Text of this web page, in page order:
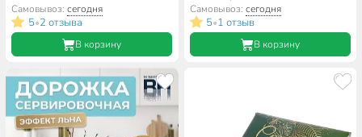
Самовывоз:сегодня
5•2 отзыва
В корзину
лавка, Дамаск 2, голубая,
30095/2
Самовывоз: сегодня
5•1 отзыв
В корзину